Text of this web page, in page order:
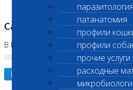
паразитология
патанатомия
профили
профили
прочие услуги
расходные
Санитарные дни
В Коломне 24.07.2026 и 28.07.2026
20.07.2026
Подробнее